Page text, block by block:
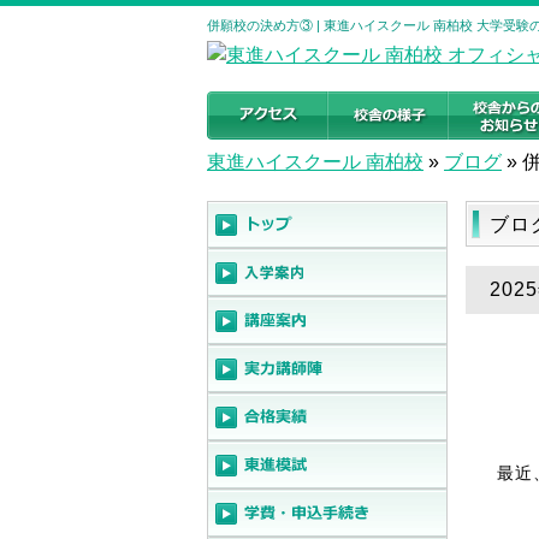
併願校の決め方③ | 東進ハイスクール 南柏校 大学受験
東進ハイスクール 南柏校 » ブログ »
ブロ
最近